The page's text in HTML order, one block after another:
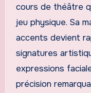
cours de théâtre
jeu physique. Sa
accents devient
signatures
expressions
précision